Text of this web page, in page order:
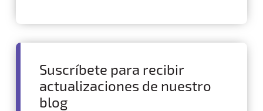
Suscríbete para recibir
actualizaciones de nuestro
blog